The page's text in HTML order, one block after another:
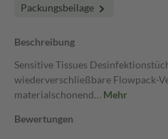
Packungsbeilage
Beschreibung
Sensitive Tissues
wiederverschließbare Flowpack-
materialschonend… Mehr
Bewertungen